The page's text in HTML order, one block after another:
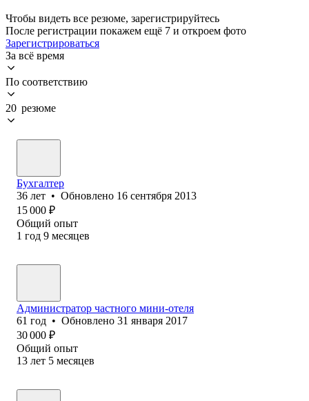
Чтобы видеть все резюме, зарегистрируйтесь
После регистрации покажем ещё 7 и откроем фото
Зарегистрироваться
За всё время
По соответствию
20 резюме
Бухгалтер
36 лет • Обновлено 16 сентября 2013
15 000 ₽
Общий опыт
1 год 9 месяцев
Администратор частного мини-отеля
61 год • Обновлено 31 января 2017
30 000 ₽
Общий опыт
13 лет 5 месяцев